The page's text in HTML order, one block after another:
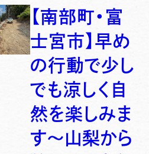
【南部町・富
士宮市】早め
の行動で少し
でも涼しく自
然を楽しみま
す〜山梨から